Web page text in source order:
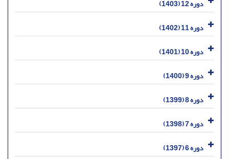
دوره 12 (1403)
دوره 11 (1402)
دوره 10 (1401)
دوره 9 (1400)
دوره 8 (1399)
دوره 7 (1398)
دوره 6 (1397)